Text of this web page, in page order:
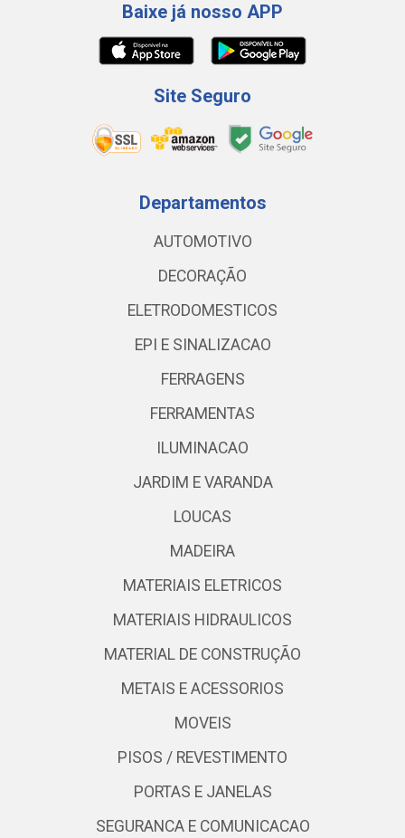
Baixe já nosso APP
Site Seguro
Departamentos
AUTOMOTIVO
DECORAÇÃO
ELETRODOMESTICOS
EPI E SINALIZACAO
FERRAGENS
FERRAMENTAS
ILUMINACAO
JARDIM E VARANDA
LOUCAS
MADEIRA
MATERIAIS ELETRICOS
MATERIAIS HIDRAULICOS
MATERIAL DE CONSTRUÇÃO
METAIS E ACESSORIOS
MOVEIS
PISOS / REVESTIMENTO
PORTAS E JANELAS
SEGURANCA E COMUNICACAO